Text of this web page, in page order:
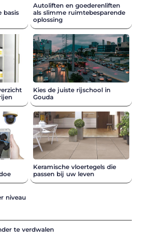
basis
Autoliften en goederenliften
als slimme ruimtebesparende
oplossing
Kies de juiste rijschool in
Gouda
Keramische vloertegels die
passen bij uw leven
niveau
te verdwalen